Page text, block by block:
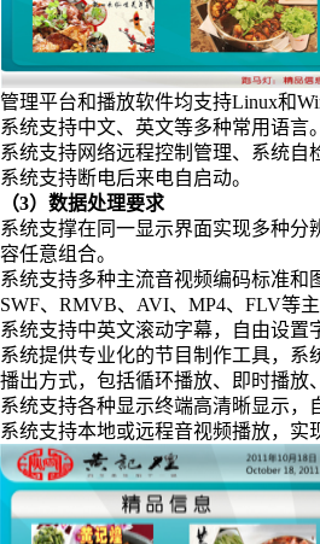
管理平台和播放软件均支持Linux和
系统支持中文、英文等多种常用语言。
系统支持网络远程控制管理、系统自
系统支持断电后来电自启动。
（3）数据处理要求
系统支撑在同一显示界面实现多种
容任意组合。
系统支持多种主流音视频编码标准和
SWF、RMVB、AVI、MP4、FLV等主
系统支持中英文滚动字幕，自由设
系统提供专业化的节目制作工具，
播出方式，包括循环播放、即时播放
系统支持各种显示终端高清晰显示，
系统支持本地或远程音视频播放，实